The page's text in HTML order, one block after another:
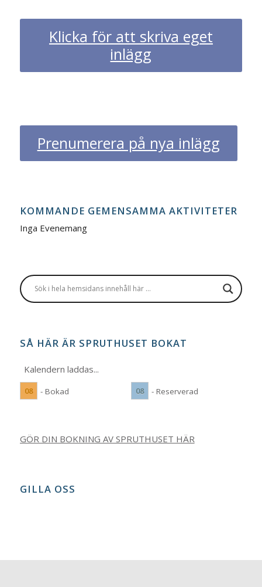
Klicka för att skriva eget
inlägg
Prenumerera på nya inlägg
KOMMANDE GEMENSAMMA AKTIVITETER
Inga Evenemang
SÅ HÄR ÄR SPRUTHUSET BOKAT
Kalendern laddas...
08 - Bokad 08 - Reserverad
GÖR DIN BOKNING AV SPRUTHUSET HÄR
GILLA OSS